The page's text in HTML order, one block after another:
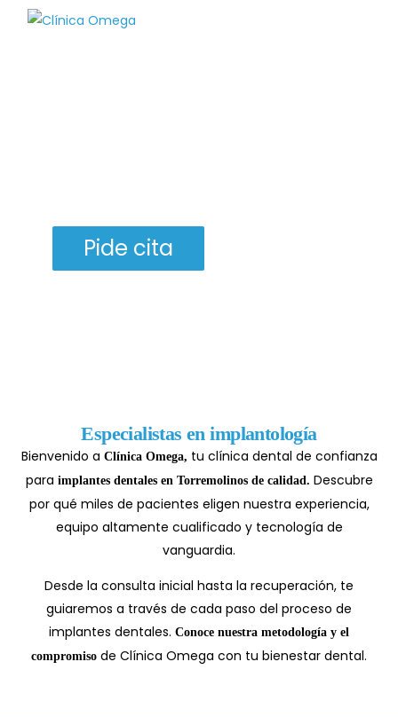
Pide cita
Especialistas en implantología
Bienvenido a Clínica Omega, tu clínica dental de confianza
para implantes dentales en Torremolinos de calidad. Descubre
por qué miles de pacientes eligen nuestra experiencia,
equipo altamente cualificado y tecnología de
vanguardia.
Desde la consulta inicial hasta la recuperación, te
guiaremos a través de cada paso del proceso de
implantes dentales. Conoce nuestra metodología y el
compromiso de Clínica Omega con tu bienestar dental.